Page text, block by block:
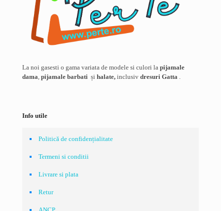
La noi gasesti o gama variata de modele si culori la pijamale
dama pijamale barbati și halate, inclusiv dresuri Gatta
Info utile
Politică de confidențialitate
Termeni si conditii
Livrare si plata
Retur